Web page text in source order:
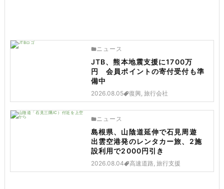
ニュース
JTB、熊本地震支援に1700万
円 会員ポイントの寄付受付も準
備中
2026.08.05 復興, 旅行会社
ニュース
島根県、山陰道延伸で石見周遊
出雲空港発のレンタカー旅、2施
設利用で2000円引き
2026.08.04 高速道路, 旅行支援